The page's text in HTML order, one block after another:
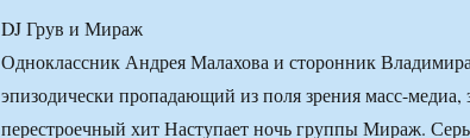
DJ Грув и Мираж
Одноклассник Андрея Малахова и сторонник
эпизодически пропадающий из поля зрения масс-медиа,
перестроечный хит Наступает ночь группы Мираж.